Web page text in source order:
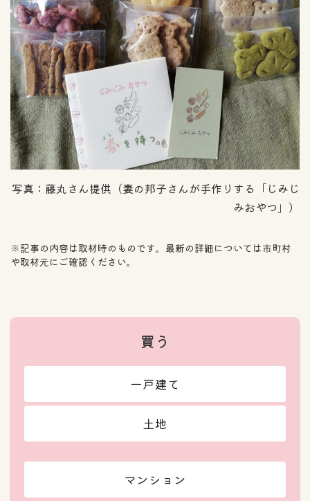
写真：藤丸さん提供（妻の邦子さんが手作りする「じみじ
みおやつ」）
※記事の内容は取材時のものです。最新の詳細については市町村
や取材元にご確認ください。
買う
一戸建て
土地
マンション